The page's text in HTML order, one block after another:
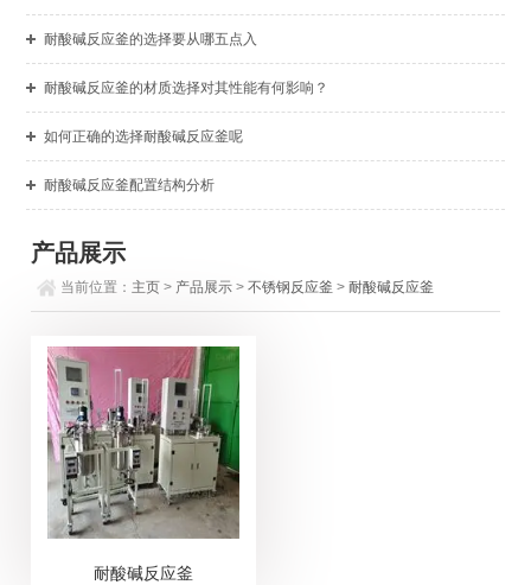
耐酸碱反应釜的选择要从哪五点入
耐酸碱反应釜的材质选择对其性能有何影响？
如何正确的选择耐酸碱反应釜呢
耐酸碱反应釜配置结构分析
产品展示
当前位置： 主页 > 产品展示 >不锈钢反应釜 >耐酸碱反应釜
耐酸碱反应釜